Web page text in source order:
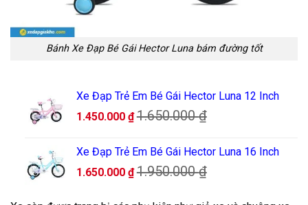
Bánh Xe Đạp Bé Gái Hector Luna bám đường tốt
Xe Đạp Trẻ Em Bé Gái Hector Luna 12 Inch
1.450.000 ₫ 1.650.000₫
Xe Đạp Trẻ Em Bé Gái Hector Luna 16 Inch
1.650.000 ₫ 1.950.000₫